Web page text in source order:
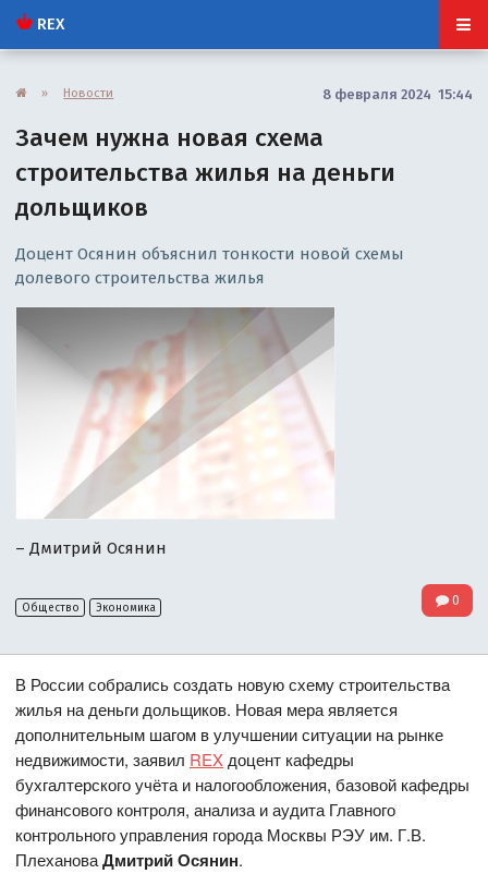
REX
» Новости 8 февраля 2024 15:44
Зачем нужна новая схема
строительства жилья на деньги
дольщиков
Доцент Осянин объяснил тонкости новой схемы
долевого строительства жилья
– Дмитрий Осянин
Общество Экономика 0
В России собрались создать новую схему строительства
жилья на деньги дольщиков. Новая мера является
дополнительным шагом в улучшении ситуации на рынке
недвижимости, заявил REX доцент кафедры
бухгалтерского учёта и налогообложения, базовой кафедры
финансового контроля, анализа и аудита Главного
контрольного управления города Москвы РЭУ им. Г.В.
ПлехановаДмитрий Осянин.